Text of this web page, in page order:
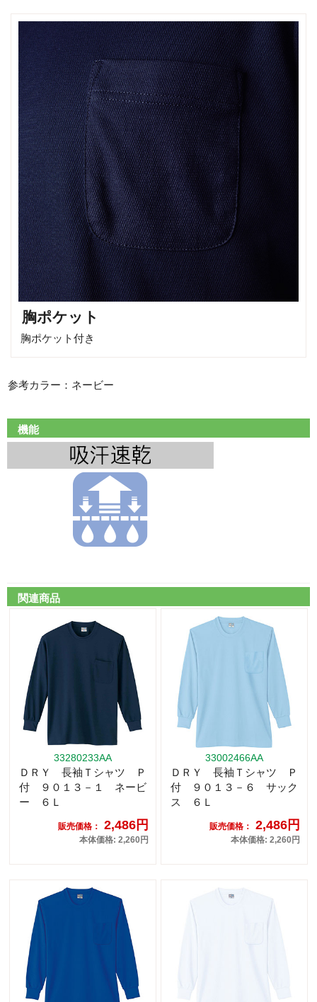
胸ポケット
胸ポケット付き
参考カラー：ネービー
機能
関連商品
33280233AA
ＤＲＹ 長袖Ｔシャツ Ｐ
付 ９０１３－１ ネービ
ー ６Ｌ
販売価格： 2,486円
本体価格: 2,260円
33002466AA
ＤＲＹ 長袖Ｔシャツ Ｐ
付 ９０１３－６ サック
ス ６Ｌ
販売価格： 2,486円
本体価格: 2,260円